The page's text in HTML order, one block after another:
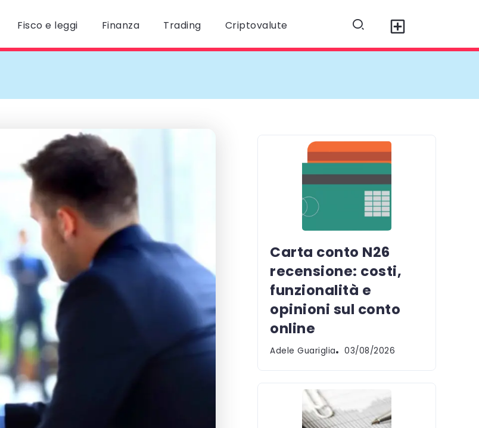
Fisco e leggi Finanza Trading
Criptovalute
Carta conto N26
recensione: costi,
funzionalità e
opinioni sul conto
online
Adele Guariglia 03/08/2026